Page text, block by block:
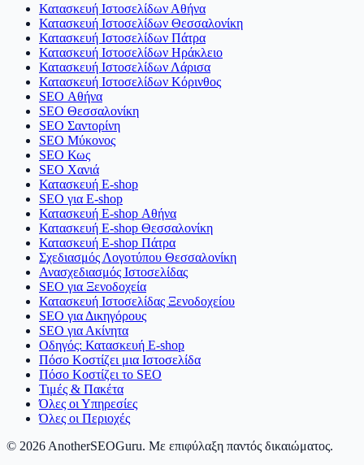
Κατασκευή Ιστοσελίδων Αθήνα
Κατασκευή Ιστοσελίδων Θεσσαλονίκη
Κατασκευή Ιστοσελίδων Πάτρα
Κατασκευή Ιστοσελίδων Ηράκλειο
Κατασκευή Ιστοσελίδων Λάρισα
Κατασκευή Ιστοσελίδων Κόρινθος
SEO Αθήνα
SEO Θεσσαλονίκη
SEO Σαντορίνη
SEO Μύκονος
SEO Κως
SEO Χανιά
Κατασκευή E-shop
SEO για E-shop
Κατασκευή E-shop Αθήνα
Κατασκευή E-shop Θεσσαλονίκη
Κατασκευή E-shop Πάτρα
Σχεδιασμός Λογοτύπου Θεσσαλονίκη
Ανασχεδιασμός Ιστοσελίδας
SEO για Ξενοδοχεία
Κατασκευή Ιστοσελίδας Ξενοδοχείου
SEO για Δικηγόρους
SEO για Ακίνητα
Οδηγός: Κατασκευή E-shop
Πόσο Κοστίζει μια Ιστοσελίδα
Πόσο Κοστίζει το SEO
Τιμές & Πακέτα
Όλες οι Υπηρεσίες
Όλες οι Περιοχές
© 2026 AnotherSEOGuru. Με επιφύλαξη παντός δικαιώματος.